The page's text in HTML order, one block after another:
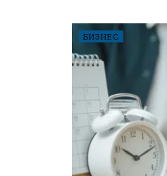
БИЗНЕС